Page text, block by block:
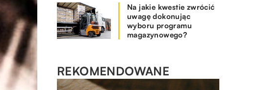
Na jakie kwestie zwrócić
uwagę dokonując
wyboru programu
magazynowego?
REKOMENDOWANE